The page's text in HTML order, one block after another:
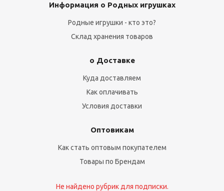
Информация о Родных игрушках
Родные игрушки - кто это?
Склад хранения товаров
о Доставке
Куда доставляем
Как оплачивать
Условия доставки
Оптовикам
Как стать оптовым покупателем
Товары по Брендам
Не найдено рубрик для подписки.